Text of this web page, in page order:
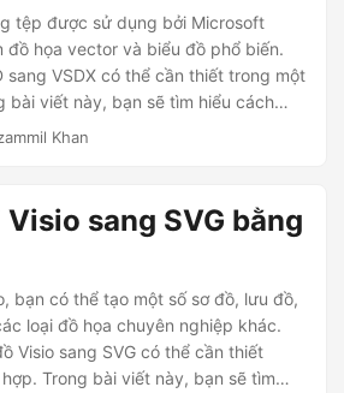
tệp được sử dụng bởi Microsoft
đồ họa vector và biểu đồ phổ biến.
sang VSDX có thể cần thiết trong một
bài viết này, bạn sẽ tìm hiểu cách
VSDX bằng Python.
Khan
sang SVG bằng
bạn có thể tạo một số sơ đồ, lưu đồ,
loại đồ họa chuyên nghiệp khác.
Visio sang SVG có thể cần thiết
Trong bài viết này, bạn sẽ tìm